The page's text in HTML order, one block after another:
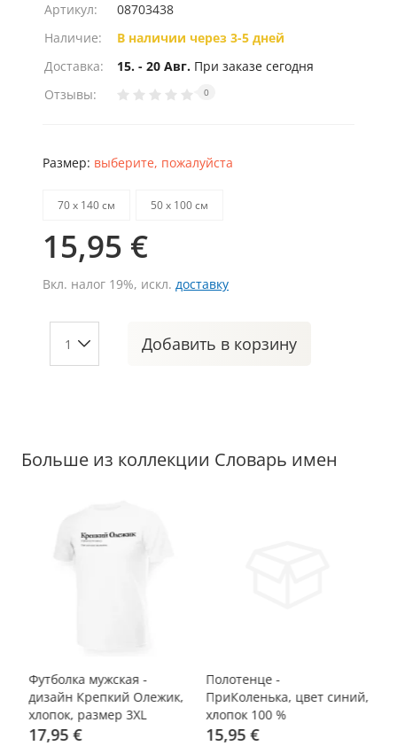
Артикул:
08703438
Наличие:
В наличии через 3-5 дней
Доставка:
15. - 20 Авг. При заказе сегодня
Отзывы:
0
Размер: выберите, пожалуйста
70 х 140 см 50 х 100 см
15,95 €
Вкл. налог 19%, искл. доставку
Добавить в корзину
Больше из коллекции Словарь имен
Футболка мужская -
дизайн Крепкий Олежик,
хлопок, размер 3XL
17,95 €
Полотенце -
ПриКоленька, цвет синий,
хлопок 100 %
15,95 €